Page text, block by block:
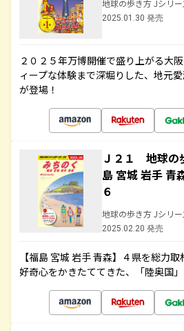
地球の歩き方 Jシリー
2025.01.30 発売
２０２５年万博開催で盛り上がる大
ィープな体験まで深堀りした、地元
が登場！
Ｊ２１ 地球
島 宮城 岩手
６
地球の歩き方 Jシリー
2025.02.20 発売
【福島 宮城 岩手 青森】４県を総力
好奇心をかきたててきた、「陸奥国」